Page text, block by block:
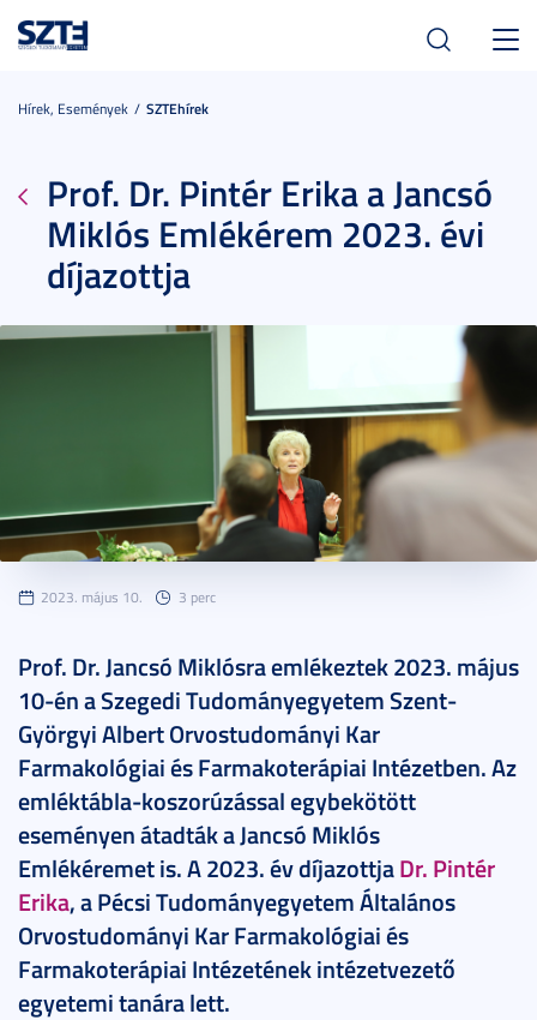
Hírek, Események SZTEhírek
Prof. Dr. Pintér Erika a Jancsó
Miklós Emlékérem 2023. évi
díjazottja
2023. május 10. 3 perc
Prof. Dr. Jancsó Miklósra emlékeztek 2023. május
10-én a Szegedi Tudományegyetem Szent-
Györgyi Albert Orvostudományi Kar
Farmakológiai és Farmakoterápiai Intézetben. Az
emléktábla-koszorúzással egybekötött
eseményen átadták a Jancsó Miklós
Emlékéremet is. A 2023. év díjazottjaDr. Pintér
Erika, a Pécsi Tudományegyetem Általános
Orvostudományi Kar Farmakológiai és
Farmakoterápiai Intézetének intézetvezető
egyetemi tanára lett.